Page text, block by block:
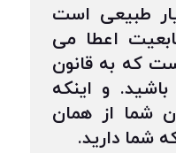
طبیعی است
اعطا می
که به قانون
و اینکه
شما از همان
شما دارید.